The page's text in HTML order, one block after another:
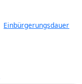
Einbürgerungsdauer